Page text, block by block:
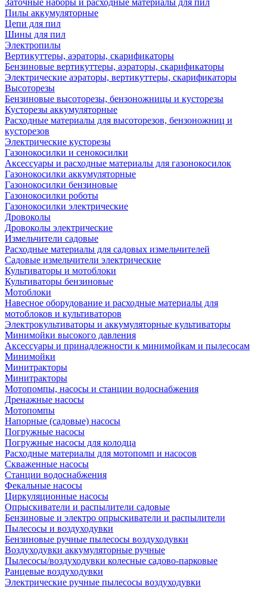
Заточные наборы и расходные материалы для пил
Пилы аккумуляторные
Цепи для пил
Шины для пил
Электропилы
Вертикуттеры, аэраторы, скарификаторы
Бензиновые вертикуттеры, аэраторы, скарификаторы
Электрические аэраторы, вертикуттеры, скарификаторы
Высоторезы
Бензиновые высоторезы, бензоножницы и кусторезы
Кусторезы аккумуляторные
Расходные материалы для высоторезов, бензоножниц и
кусторезов
Электрические кусторезы
Газонокосилки и сенокосилки
Аксессуары и расходные материалы для газонокосилок
Газонокосилки аккумуляторные
Газонокосилки бензиновые
Газонокосилки роботы
Газонокосилки электрические
Дровоколы
Дровоколы электрические
Измельчители садовые
Расходные материалы для садовых измельчителей
Садовые измельчители электрические
Культиваторы и мотоблоки
Культиваторы бензиновые
Мотоблоки
Навесное оборудование и расходные материалы для
мотоблоков и культиваторов
Электрокультиваторы и аккумуляторные культиваторы
Минимойки высокого давления
Аксессуары и принадлежности к минимойкам и пылесосам
Минимойки
Минитракторы
Минитракторы
Мотопомпы, насосы и станции водоснабжения
Дренажные насосы
Мотопомпы
Напорные (садовые) насосы
Погружные насосы
Погружные насосы для колодца
Расходные материалы для мотопомп и насосов
Скваженные насосы
Станции водоснабжения
Фекальные насосы
Циркуляционные насосы
Опрыскиватели и распылители садовые
Бензиновые и электро опрыскиватели и распылители
Пылесосы и воздуходувки
Бензиновые ручные пылесосы воздуходувки
Воздуходувки аккумуляторные ручные
Пылесосы/воздуходувки колесные садово-парковые
Ранцевые воздуходувки
Электрические ручные пылесосы воздуходувки